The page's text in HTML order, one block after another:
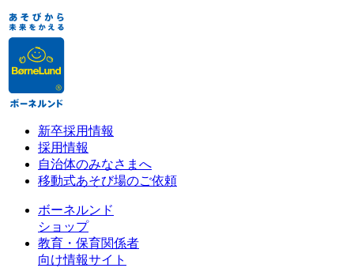
新卒採用情報
採用情報
自治体のみなさまへ
移動式あそび場のご依頼
ボーネルンド
ショップ
教育・保育関係者
向け情報サイト